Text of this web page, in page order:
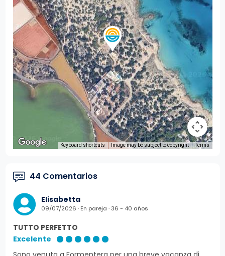
Keyboard shortcuts Image may be subject to copyright Terms
44 Comentarios
Elisabetta
09/07/2026 · En pareja · 36 - 40 años
TUTTO PERFETTO
Excelente